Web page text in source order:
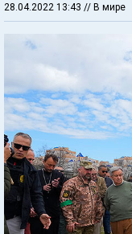
28.04.2022 13:43 // В мире